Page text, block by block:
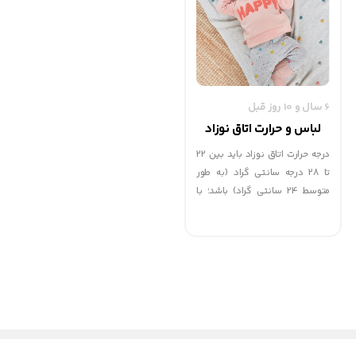
6 سال و 10 روز قبل
لباس و حرارت اتاق نوزاد
درجه حرارت اتاق نوزاد باید بین 22
تا 28 درجه سانتی گراد (به طور
متوسط 24 سانتی گراد) باشد؛ با